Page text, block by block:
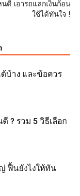
ดี เอารถแลกเงินก้อน
ใช้ได้ทันใจ !
บ้าง และข้อควร
? รวม 5 วิธีเลือก
ฟื้นยังไงให้ทัน